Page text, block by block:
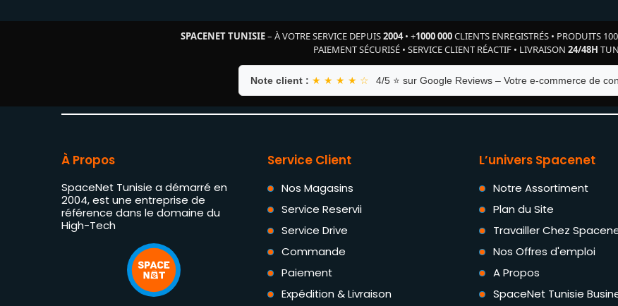
SPACENET TUNISIE– À VOTRE SERVICE DEPUIS2004• +1000 000CLIENTS ENREGISTRÉS• PRODUITS
PAIEMENT SÉCURISÉ • SERVICE CLIENT RÉACTIF • LIVRAISON 24/48H
Note client : ★ ★ ★ ★ ☆ 4/5 ⭐ sur Google Reviews – Votre e-commerce de
À Propos
SpaceNet Tunisie a démarré en
2004, est une entreprise de
référence dans le domaine du
High-Tech
Service Client
Nos Magasins
Service Reservii
Service Drive
Commande
Paiement
Expédition & Livraison
L’univers Spacenet
Notre Assortiment
Plan du Site
Travailler Chez
Nos Offres d'emploi
A Propos
SpaceNet Tunisie